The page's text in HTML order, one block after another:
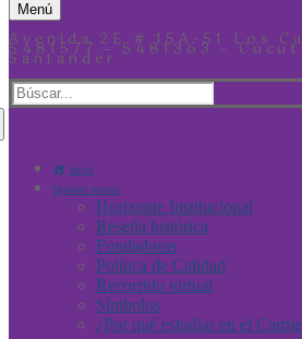
Menú
Avenida 2E # 15A-51 Los
5481577 – 5481363 –
Santander
Inicio
Quiénes somos
Horizonte Institucional
Reseña histórica
Fundadoras
Política de Calidad
Recorrido virtual
Símbolos
¿Por qué estudiar en el